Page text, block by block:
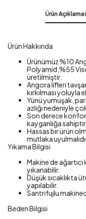
Ürün
Ürün Hakkında
Ürünümüz %10
Polyamid,%55
üretilmiştir.
Angora lifleri
kırkılması yoluyla
Yünü yumuşak,
azlığı nedeniyle
Son derece
kayganlığa sahiptir.
Hassas bir ürün
mutlaka
Yıkama Bilgisi
Makine de
yıkanabilir.
Düşük sıcaklıkta
yapılabilir.
Santrifujlu
Beden Bilgisi